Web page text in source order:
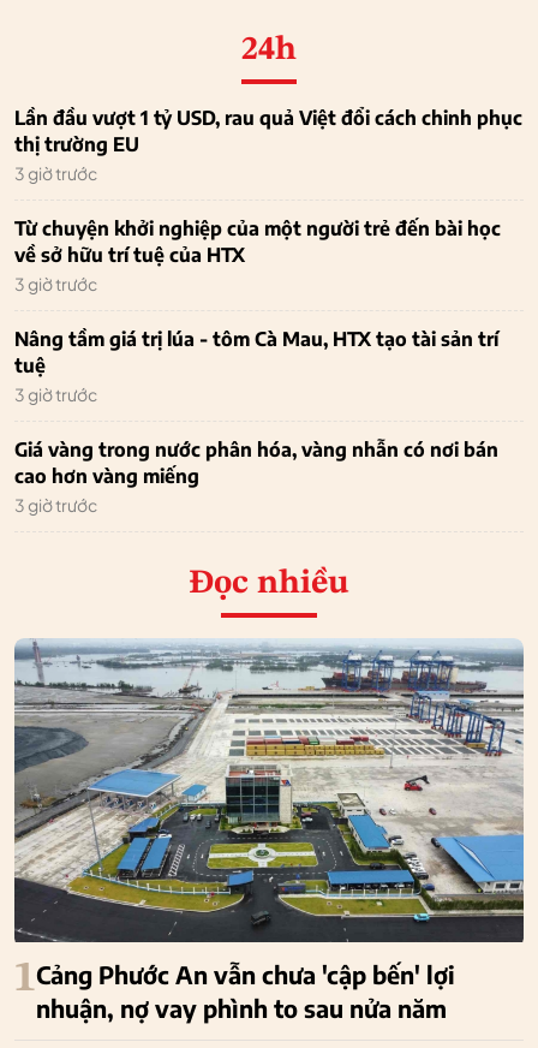
24h
Lần đầu vượt 1 tỷ USD, rau quả Việt đổi cách chinh phục
thị trường EU
3 giờ trước
Từ chuyện khởi nghiệp của một người trẻ đến bài học
về sở hữu trí tuệ của HTX
3 giờ trước
Nâng tầm giá trị lúa - tôm Cà Mau, HTX tạo tài sản trí
tuệ
3 giờ trước
Giá vàng trong nước phân hóa, vàng nhẫn có nơi bán
cao hơn vàng miếng
3 giờ trước
Đọc nhiều
1Cảng Phước An vẫn chưa 'cập bến' lợi
nhuận, nợ vay phình to sau nửa năm